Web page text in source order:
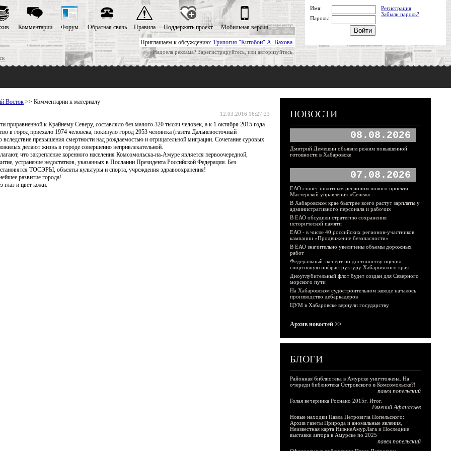
Приглашаем к обсуждению: Трилогия "Китобои" А. Вахова.
Надоела реклама? Зарегистрируйтесь, или авторизуйтесь.
Комментарии Форум Обратная связь Правила Поддержать проект Мобильная версия
Имя:
Регистрация
Забыли пароль?
Пароль:
Восток >> Комментарии к материалу
12.03.2016 16:27:23
к Крайнему Северу, составляло без малого 320 тысяч человек, а к 1 октября 2015 года
в город приехало 1974 человека, покинуло город 2953 человека (газета Дальневосточный
превышения смертности над рождаемостью и отрицательной миграции. Сочетание суровых
делают жизнь в городе совершенно непривлекательной.
что закрепление коренного населения Комсомольска-на-Амуре является первоочередной,
устранение недостатков, указанных в Послании Президента Российской Федерации. Без
ТОСЭРЫ, объекты культуры и спорта, учреждения здравоохранения!
развитие города!
глаз и цвет кожи.
НОВОСТИ
08.08.2026
Дмитрий Демешин объявил режим повышенной
готовности в Хабаровске
07.08.2026
ЕАО станет пилотным регионом нового проекта
Мастерской управления «Сенеж»
В Хабаровском крае быстрее всего растут зарплаты у
административного персонала и рабочих
В ЕАО обсудили стратегию сохранения
исторической памяти
ЕАО - в числе 40 российских регионов-участников
кампании «Продвижение безопасности»
В ЕАО значительно увеличены объемы дорожных
работ
Федеральный эксперт по достоинству оценил
спортивную инфраструктуру Хабаровского края
Дноуглубительный флот будет создан для Северного
морского пути
На Хабаровском судостроительном заводе началось
производство дебаркадеров
ЦУМ в Хабаровске вернули государству
Архив новостей >>
БЛОГИ
Районная библиотека в Амурске уничтожена. На
очереди библиотека Островского в Комсомольске?!
павел попельский
Голая вечеринка Роснано 2015г. Итог.
Евгений Афанасьев
Новые находки Павла Петровича Попельского:
Архив газеты Природа и аномальные явления,
Неизвестная карта НижнеАмурЛага и Последние
выставки автора в Амурске по 2025
павел попельский